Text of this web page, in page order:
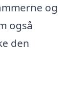
og
også
den